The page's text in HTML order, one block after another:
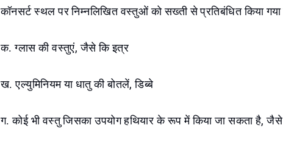
कॉनसर्ट स्थल पर निम्नलिखित वस्तुओं को सख्ती से प्रतिबंधित किया गया
क. ग्लास की वस्तुएं, जैसे कि इत्र
ख. एल्युमिनियम या धातु की बोतलें, डिब्बे
ग. कोई भी वस्तु जिसका उपयोग हथियार के रूप में किया जा सकता है,